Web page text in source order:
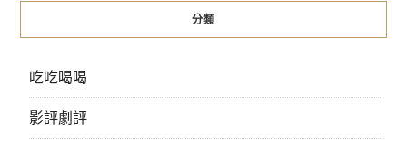
分類
吃吃喝喝
影評劇評